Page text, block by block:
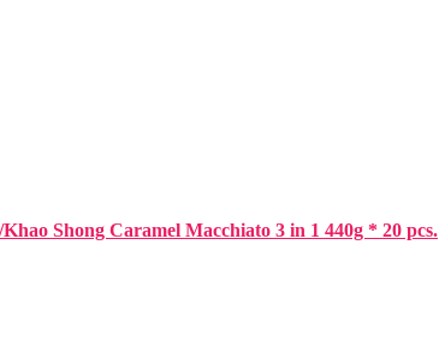
Shong Caramel Macchiato 3 in 1 440g * 20 pcs.